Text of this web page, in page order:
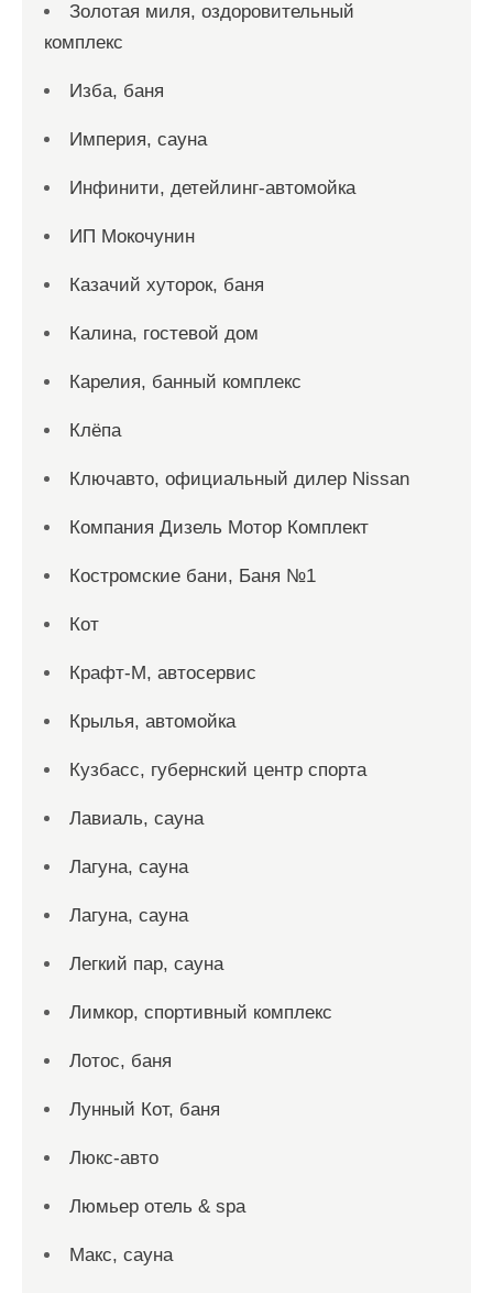
Золотая миля, оздоровительный
комплекс
Изба, баня
Империя, сауна
Инфинити, детейлинг-автомойка
ИП Мокочунин
Казачий хуторок, баня
Калина, гостевой дом
Карелия, банный комплекс
Клёпа
Ключавто, официальный дилер Nissan
Компания Дизель Мотор Комплект
Костромские бани, Баня №1
Кот
Крафт-М, автосервис
Крылья, автомойка
Кузбасс, губернский центр спорта
Лавиаль, сауна
Лагуна, сауна
Лагуна, сауна
Легкий пар, сауна
Лимкор, спортивный комплекс
Лотос, баня
Лунный Кот, баня
Люкс-авто
Люмьер отель & spa
Макс, сауна